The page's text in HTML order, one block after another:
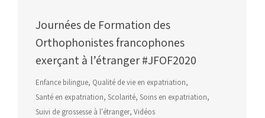
Journées de Formation des
Orthophonistes francophones
exerçant à l’étranger #JFOF2020
Enfance bilingue, Qualité de vie en expatriation,
Santé en expatriation, Scolarité, Soins en expatriation,
Suivi de grossesse à l'étranger, Vidéos